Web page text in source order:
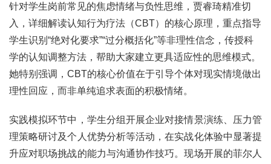
针对学生岗前常见的焦虑情绪与负性思维，贾睿琦精准切
入，详细解读认知行为疗法（CBT）的核心原理，重点指导
学生识别“绝对化要求”“过分概括化”等非理性信念，传授科
学的认知调整方法，帮助大家建立更具适应性的思维模式。
她特别强调，CBT的核心价值在于引导个体对现实情境做出
理性回应，而非单纯追求表面的积极情绪。
实践模拟环节中，学生分组开展企业对接情景演练、 压力管
理策略研讨及个人优势分析等活动，在实战化体验中显著提
升应对职场挑战的能力与沟通协作技巧。现场开展的菲尔人